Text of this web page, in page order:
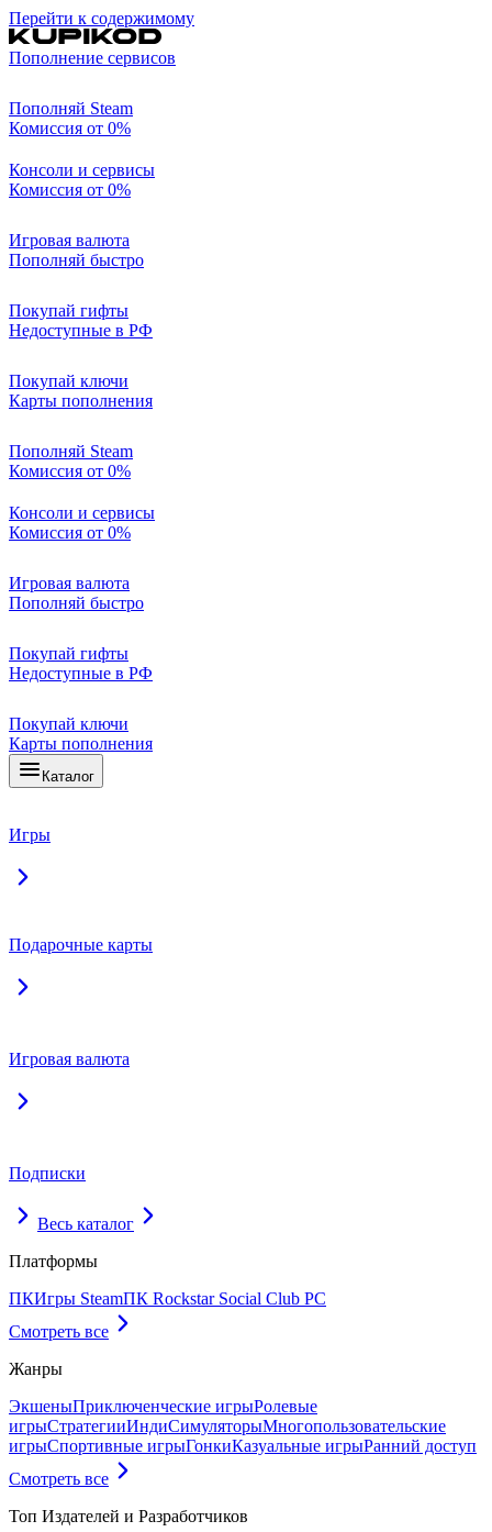
Перейти к содержимому
Пополнение сервисов
Пополняй Steam
Комиссия от 0%
Консоли и сервисы
Комиссия от 0%
Игровая валюта
Пополняй быстро
Покупай гифты
Недоступные в РФ
Покупай ключи
Карты пополнения
Пополняй Steam
Комиссия от 0%
Консоли и сервисы
Комиссия от 0%
Игровая валюта
Пополняй быстро
Покупай гифты
Недоступные в РФ
Покупай ключи
Карты пополнения
Каталог
Игры
Подарочные карты
Игровая валюта
Подписки
Весь каталог
Платформы
ПКИгры SteamПК Rockstar Social Club PC
Смотреть все
Жанры
ЭкшеныПриключенческие игрыРолевые
игрыСтратегииИндиСимуляторыМногопользовательские
игрыСпортивные игрыГонкиКазуальные игрыРанний доступ
Смотреть все
Топ Издателей и Разработчиков